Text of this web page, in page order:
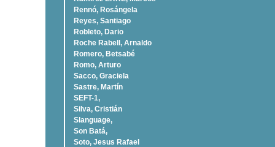
Rennó, Rosángela
Reyes, Santiago
Robleto, Dario
Roche Rabell, Arnaldo
Romero, Betsabé
Romo, Arturo
Sacco, Graciela
Sastre, Martí­n
SEFT-1,
Silva, Cristián
Slanguage,
Son Batá,
Soto, Jesus Rafael